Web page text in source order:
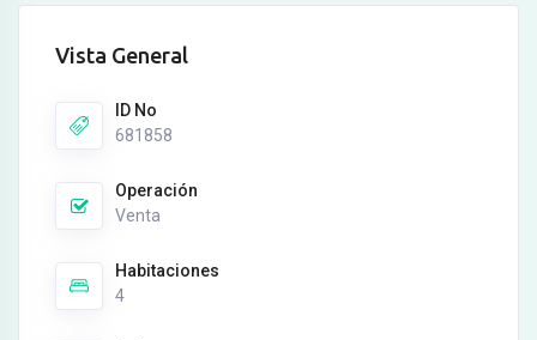
Vista General
ID No
681858
Operación
Venta
Habitaciones
4